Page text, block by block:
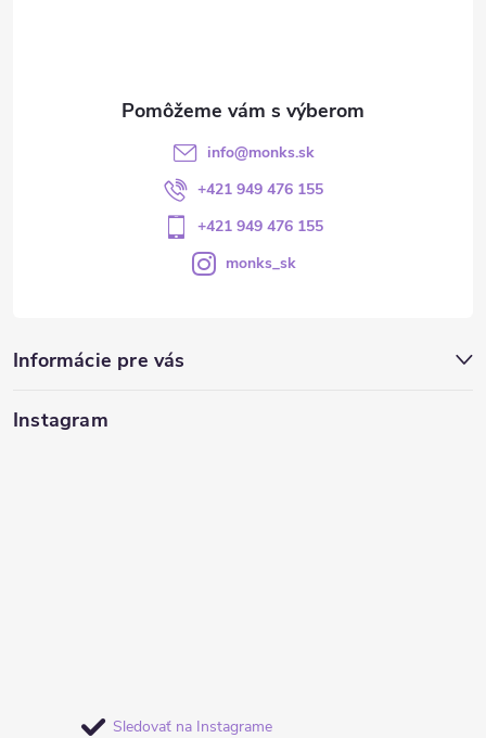
Informácie pre vás
info@monks.sk
+421 949 476 155
+421 949 476 155
monks_sk
Instagram
Sledovať na Instagrame